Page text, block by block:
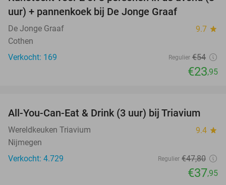
uur) + pannenkoek bij De Jonge Graaf
De Jonge Graaf 9.7 star
Cothen
Verkocht: 169
Regulier €54
€23,95
21%
All-You-Can-Eat & Drink (3 uur) bij Triavium
Wereldkeuken Triavium 9.4 star
Nijmegen
Verkocht: 4.729
Regulier €47,80
€37,95